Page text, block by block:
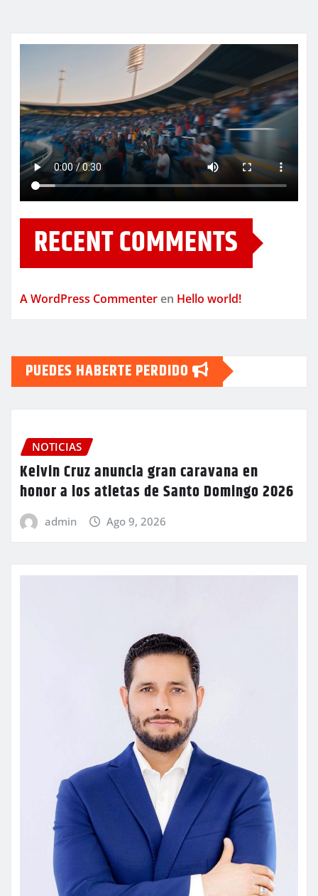
RECENT COMMENTS
A WordPress Commenter en Hello world!
PUEDES HABERTE PERDIDO
NOTICIAS
Kelvin Cruz anuncia gran caravana en
honor a los atletas de Santo Domingo 2026
admin Ago 9, 2026